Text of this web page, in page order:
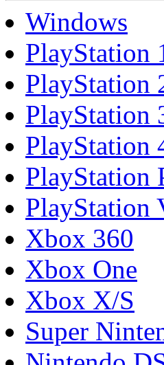
Windows
PlayStation
PlayStation
PlayStation
PlayStation
PlayStation
PlayStation
Xbox 360
Xbox One
Xbox X/S
Super